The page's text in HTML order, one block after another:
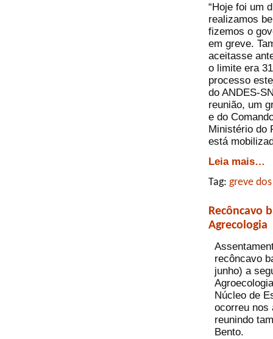
“Hoje foi um
realizamos
fizemos o
em greve.
aceitasse
o limite era
processo
do ANDES-
reunião, um
e do
Ministério do
está
Leia mais…
Tag: greve
Recôncavo
Agrecologia
recôncavo
junho) a
Núcleo de
ocorreu nos
reunindo
Bento.